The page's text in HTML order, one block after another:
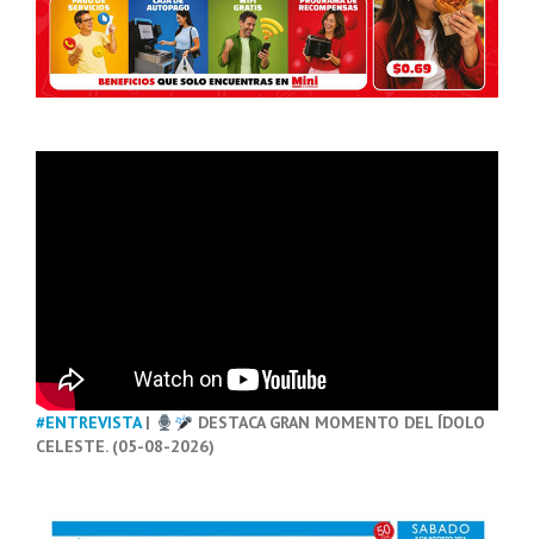
#ENTREVISTA|
DESTACA GRAN MOMENTO DEL ÍDOLO
CELESTE. (05-08-2026)